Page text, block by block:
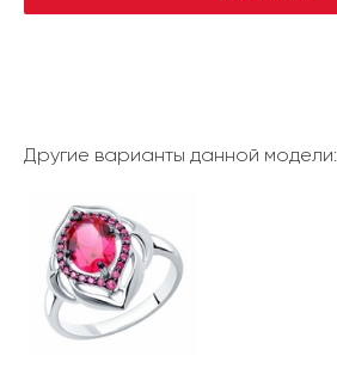
Другие варианты данной модели: